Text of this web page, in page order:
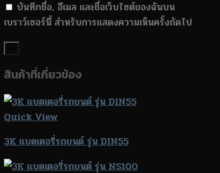
บันทึกชื่อ, อีเมล และชื่อเว็บไซต์ของฉันบน
เบราว์เซอร์นี้ สำหรับการแสดงความเห็นครั้งถัดไป
สินค้าที่เกี่ยวข้อง
Quick View
3K แบตเตอรี่รถยนต์ รุ่น DIN55